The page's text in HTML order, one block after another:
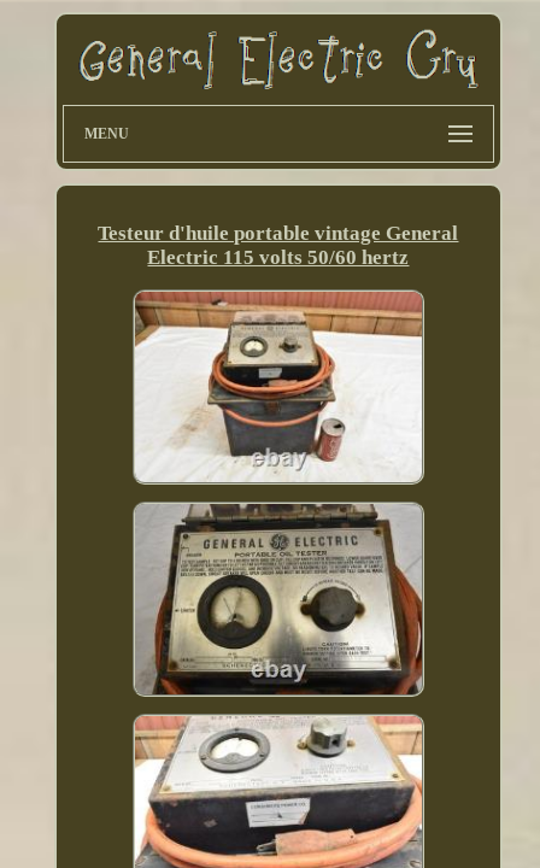
MENU
Testeur d'huile portable vintage General
Electric 115 volts 50/60 hertz